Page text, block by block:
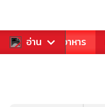
อ่าน
การเพลง อาหาร